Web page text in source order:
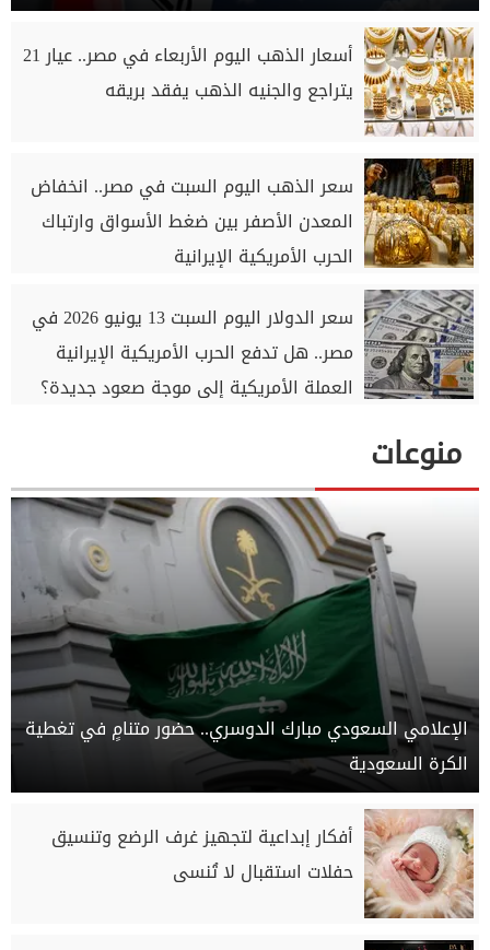
أسعار الذهب اليوم الأربعاء في مصر.. عيار 21
يتراجع والجنيه الذهب يفقد بريقه
سعر الذهب اليوم السبت في مصر.. انخفاض
المعدن الأصفر بين ضغط الأسواق وارتباك
الحرب الأمريكية الإيرانية
سعر الدولار اليوم السبت 13 يونيو 2026 في
مصر.. هل تدفع الحرب الأمريكية الإيرانية
العملة الأمريكية إلى موجة صعود جديدة؟
منوعات
الإعلامي السعودي مبارك الدوسري.. حضور متنامٍ في تغطية
الكرة السعودية
أفكار إبداعية لتجهيز غرف الرضع وتنسيق
حفلات استقبال لا تُنسى